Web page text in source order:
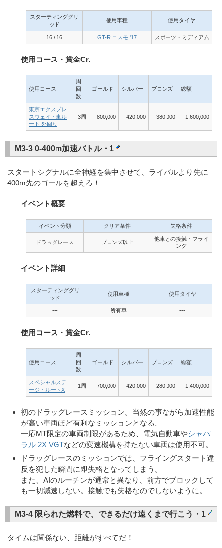
スターティンググリ
ッド
使用車種 使用タイヤ
16 / 16 GT-R ニスモ '17 スポーツ・ミディアム
使用コース・賞金Cr.
使用コース
周
回
数
ゴールド シルバー ブロンズ 総額
東京エクスプレ
スウェイ・東ル
ート 外回り
3周 800,000 420,000 380,000 1,600,000
M3-3 0-400m加速バトル・1
スタートシグナルに全神経を集中させて、ライバルより先に
400m先のゴールを超えろ！
イベント概要
イベント分類 クリア条件 失格条件
ドラッグレース ブロンズ以上
他車との接触・フライ
ング
イベント詳細
スターティンググリ
ッド
使用車種 使用タイヤ
--- 所有車 ---
使用コース・賞金Cr.
使用コース
周
回
数
ゴールド シルバー ブロンズ 総額
スペシャルステ
ージ・ルートX
1周 700,000 420,000 280,000 1,400,000
初のドラッグレースミッション。当然の事ながら加速性能
が高い車両ほど有利なミッションとなる。
一応MT限定の車両制限があるため、電気自動車やシャパ
ラル 2X VGTなどの変速機構を持たない車両は使用不可。
ドラッグレースのミッションでは、フライングスタート違
反を犯した瞬間に即失格となってしまう。
また、AIのルーチンが通常と異なり、前方でブロックして
も一切減速しない。接触でも失格なのでしないように。
M3-4 限られた燃料で、できるだけ遠くまで行こう・1
タイムは関係ない、距離がすべてだ！